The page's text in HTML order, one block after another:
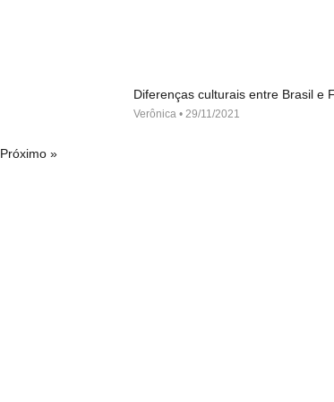
Diferenças culturais entre Brasil e
Verônica 29/11/2021
Próximo »